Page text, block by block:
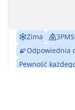
Zima
Odpowiednia
Pewność